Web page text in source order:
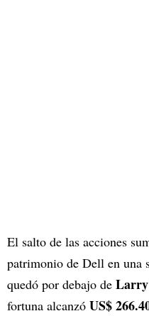
El salto de las acciones
patrimonio de Dell en una
quedó por debajo de
fortuna alcanzó US$